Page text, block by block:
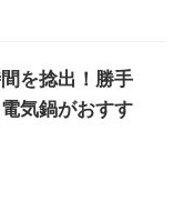
を捻出！勝手
気鍋がおすす